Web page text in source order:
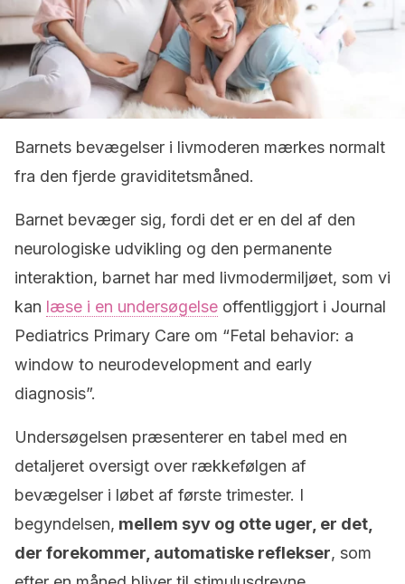
Barnets bevægelser i livmoderen mærkes normalt
fra den fjerde graviditetsmåned.
Barnet bevæger sig, fordi det er en del af den
neurologiske udvikling og den permanente
interaktion, barnet har med livmodermiljøet, som vi
kan læse i en undersøgelse offentliggjort i Journal
Pediatrics Primary Care om “Fetal behavior: a
window to neurodevelopment and early
diagnosis”.
Undersøgelsen præsenterer en tabel med en
detaljeret oversigt over rækkefølgen af
bevægelser i løbet af første trimester. I
begyndelsen, mellem syv og otte uger, er det,
der forekommer, automatiske reflekser, som